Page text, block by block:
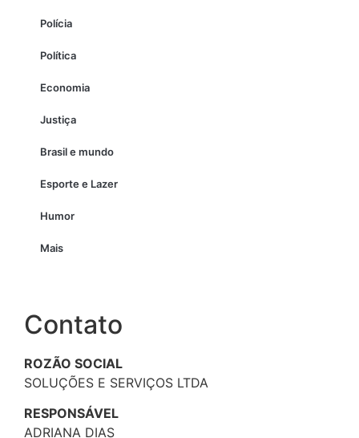
Polícia
Política
Economia
Justiça
Brasil e mundo
Esporte e Lazer
Humor
Mais
Contato
ROZÃO SOCIAL
SOLUÇÕES E SERVIÇOS LTDA
RESPONSÁVEL
ADRIANA DIAS